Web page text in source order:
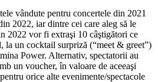
vândute pentru concertele din 2021
2022, iar dintre cei care aleg să le
2022 vor fi extraşi 10 câştigători ce
la un cocktail surpriză (“meet & greet”)
Power. Alternativ, spectatorii au
un voucher, în valoare de aceeaşi
orice alte evenimente/spectacole